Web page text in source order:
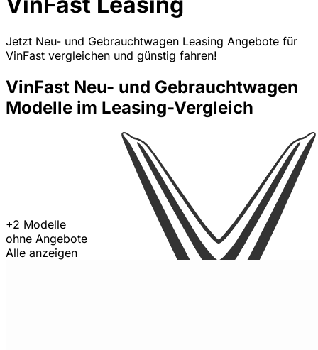
Jetzt Neu- und Gebrauchtwagen Leasing Angebote für
VinFast vergleichen und günstig fahren!
VinFast Neu- und Gebrauchtwagen
Modelle im Leasing-Vergleich
+2 Modelle
ohne Angebote
Alle anzeigen